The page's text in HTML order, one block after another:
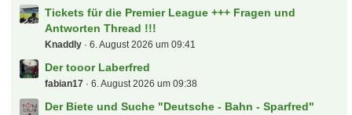
Tickets für die Premier League +++ Fragen und
Antworten Thread !!!
Knaddly 6. August 2026 um 09:41
Der tooor Laberfred
fabian17 6. August 2026 um 09:38
Der Biete und Suche "Deutsche - Bahn - Sparfred"